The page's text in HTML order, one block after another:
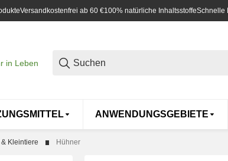
Versandkostenfrei ab 60 €100% natürliche InhaltsstoffeSchnelle
ANWENDUNGSGEBIETE
Kleintiere Hühner